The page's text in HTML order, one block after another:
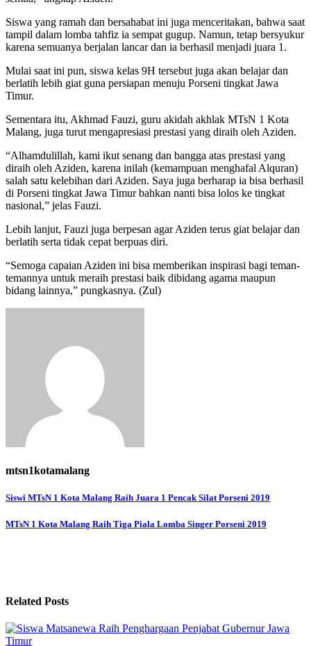
Siswa yang ramah dan bersahabat ini juga menceritakan, bahwa saat
tampil dalam lomba tahfiz ia sempat gugup. Namun, tetap bersyukur
karena semuanya berjalan lancar dan ia berhasil menjadi juara 1.
Mulai saat ini pun, siswa kelas 9H tersebut juga akan belajar dan
berlatih lebih giat guna persiapan menuju Porseni tingkat Jawa
Timur.
Sementara itu, Akhmad Fauzi, guru akidah akhlak MTsN 1 Kota
Malang, juga turut mengapresiasi prestasi yang diraih oleh Aziden.
“Alhamdulillah, kami ikut senang dan bangga atas prestasi yang
diraih oleh Aziden, karena inilah (kemampuan menghafal Alquran)
salah satu kelebihan dari Aziden. Saya juga berharap ia bisa berhasil
di Porseni tingkat Jawa Timur bahkan nanti bisa lolos ke tingkat
nasional,” jelas Fauzi.
Lebih lanjut, Fauzi juga berpesan agar Aziden terus giat belajar dan
berlatih serta tidak cepat berpuas diri.
“Semoga capaian Aziden ini bisa memberikan inspirasi bagi teman-
temannya untuk meraih prestasi baik dibidang agama maupun
bidang lainnya,” pungkasnya. (Zul)
mtsn1kotamalang
Navigasi
pos
Siswi MTsN 1 Kota Malang Raih Juara 1 Pencak Silat Porseni 2019
MTsN 1 Kota Malang Raih Tiga Piala Lomba Singer Porseni 2019
Related Posts